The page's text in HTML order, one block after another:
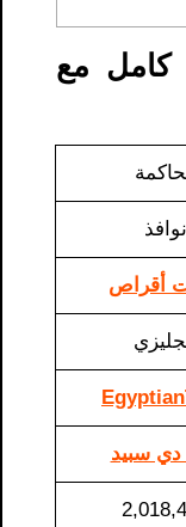
معلومات عن Nero 8 كامل مع
نوافذ
أقراص
سبيد